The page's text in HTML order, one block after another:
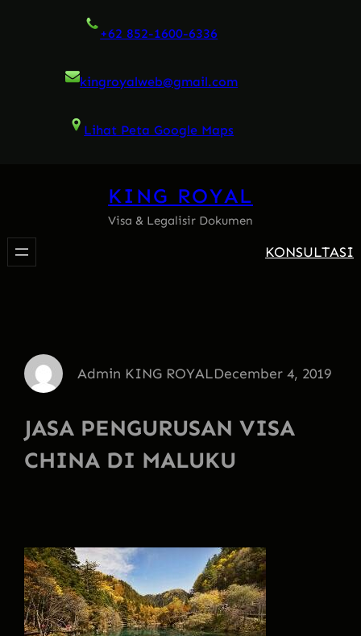
+62 852-1600-6336
kingroyalweb@gmail.com
Lihat Peta Google Maps
KING ROYAL
Visa & Legalisir Dokumen
KONSULTASI
Admin KING ROYALDecember 4, 2019
JASA PENGURUSAN VISA
CHINA DI MALUKU